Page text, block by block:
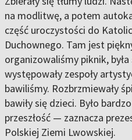
na modlitwę, a potem
część uroczystości do
Duchownego. Tam jest
organizowaliśmy piknik,
występowały zespoły
bawiliśmy. Rozbrzmiewały
bawiły się dzieci. Było
przeszłość — zaznacza
Polskiej Ziemi Lwowskiej.